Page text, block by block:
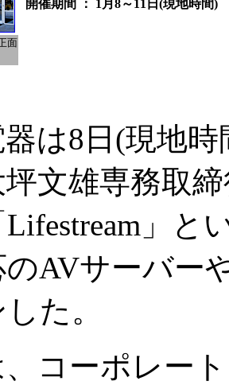
面
開催期間 ： 1月8～11日(現地時間)
は8日(現地時
文雄専務取
」と
のAVサーバー
た。
コーポレー